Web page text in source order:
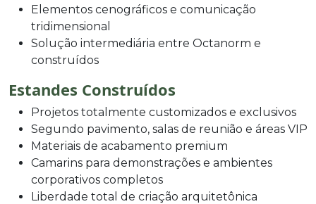
Elementos cenográficos e comunicação
tridimensional
Solução intermediária entre Octanorm e
construídos
Estandes Construídos
Projetos totalmente customizados e exclusivos
Segundo pavimento, salas de reunião e áreas VIP
Materiais de acabamento premium
Camarins para demonstrações e ambientes
corporativos completos
Liberdade total de criação arquitetônica